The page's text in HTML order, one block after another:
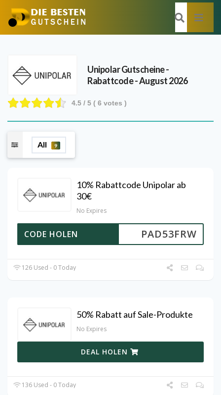
UnipolarGutscheine -
Rabattcode - August 2026
4.5 / 5 ( 6 votes )
All 9
10% Rabattcode Unipolar ab
30€
No Expires
PAD53FRW
CODE HOLEN
126 Used - 0 Today
50% Rabatt auf Sale-Produkte
No Expires
DEAL HOLEN
136 Used - 0 Today